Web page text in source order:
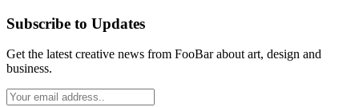
Subscribe to Updates
Get the latest creative news from FooBar about art, design and
business.